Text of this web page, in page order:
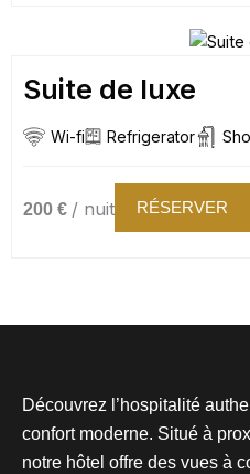
Suite de luxe
Wi-fi Refrigerator
200 € / nuit RÉSERVER
Découvrez l’hospitalité
confort moderne. Situé à
notre hôtel offre des vues à